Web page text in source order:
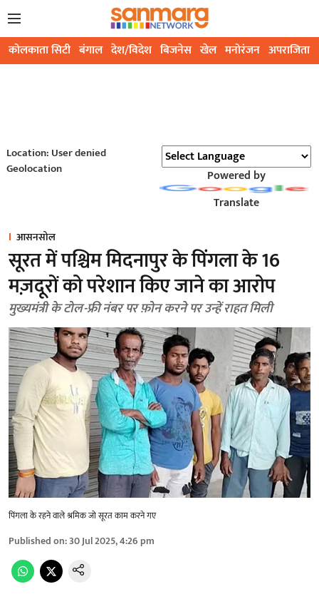
कोलकाता सिटी बंगाल देश/विदेश बिजनेस खेल मनोरंजन अपराजिता
Location: User denied
Geolocation
Powered by
Translate
आसनसोल
सूरत में पश्चिम मिदनापुर के पिंगला के 16
मज़दूरों को परेशान किए जाने का आरोप
मुख्यमंत्री के टोल-फ्री नंबर पर फ़ोन करने पर उन्हें राहत मिली
पिंगला के रहने वाले श्रमिक जो सूरत काम करने गए
Published on:30 Jul 2025, 4:26 pm